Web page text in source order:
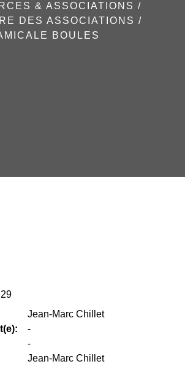
& ASSOCIATIONS /
DES ASSOCIATIONS /
BOULES
Jean-Marc Chillet
-
-
Jean-Marc Chillet